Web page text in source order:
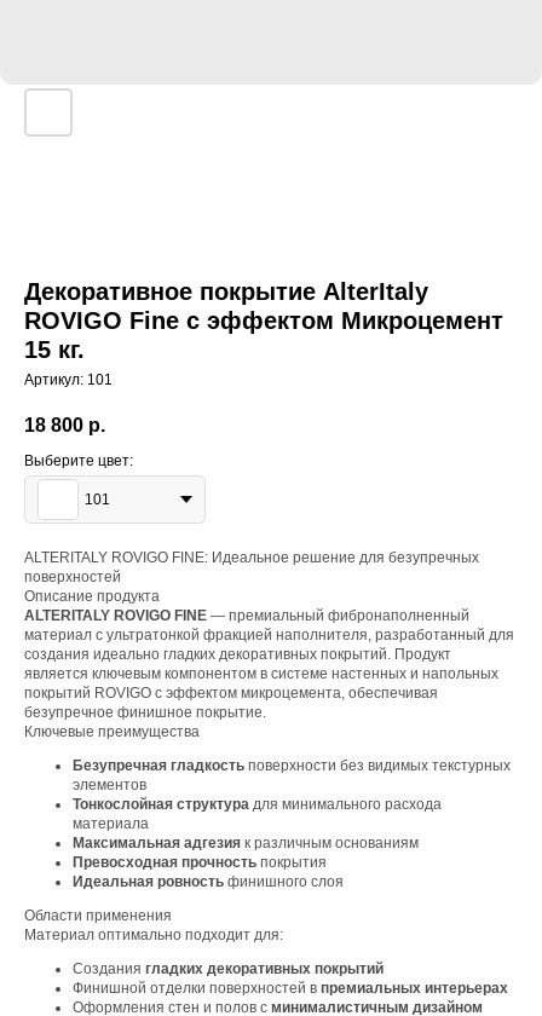
Декоративное покрытие AlterItaly
ROVIGO Fine с эффектом Микроцемент
15 кг.
Артикул: 101
18 800 р.
Выберите цвет:
101
ALTERITALY ROVIGO FINE: Идеальное решение для безупречных
поверхностей
Описание продукта
ALTERITALY ROVIGO FINE — премиальный фибронаполненный
материал с ультратонкой фракцией наполнителя, разработанный для
создания идеально гладких декоративных покрытий. Продукт
является ключевым компонентом в системе настенных и напольных
покрытий ROVIGO с эффектом микроцемента, обеспечивая
безупречное финишное покрытие.
Ключевые преимущества
Безупречная гладкость поверхности без видимых текстурных
элементов
Тонкослойная структура для минимального расхода
материала
Максимальная адгезия к различным основаниям
Превосходная прочность покрытия
Идеальная ровность финишного слоя
Области применения
Материал оптимально подходит для:
Создания гладких декоративных покрытий
Финишной отделки поверхностей в премиальных интерьерах
Оформления стен и полов с минималистичным дизайном